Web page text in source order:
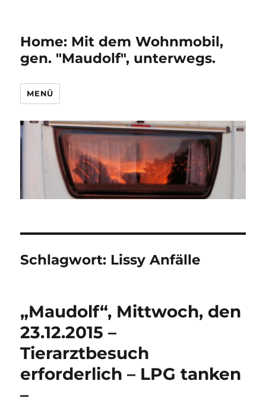
Home: Mit dem Wohnmobil,
gen. "Maudolf", unterwegs.
MENÜ
Schlagwort: Lissy Anfälle
„Maudolf“, Mittwoch, den
23.12.2015 –
Tierarztbesuch
erforderlich – LPG tanken
–